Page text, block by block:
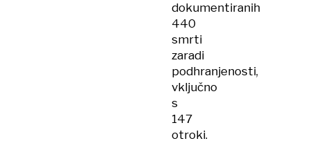
dokumentiranih
440
smrti
zaradi
podhranjenosti,
vključno
s
147
otroki.